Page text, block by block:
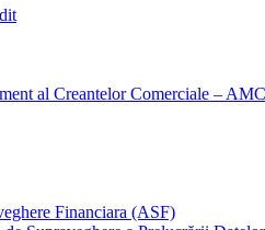
al Creantelor Comerciale –
Financiara (ASF)